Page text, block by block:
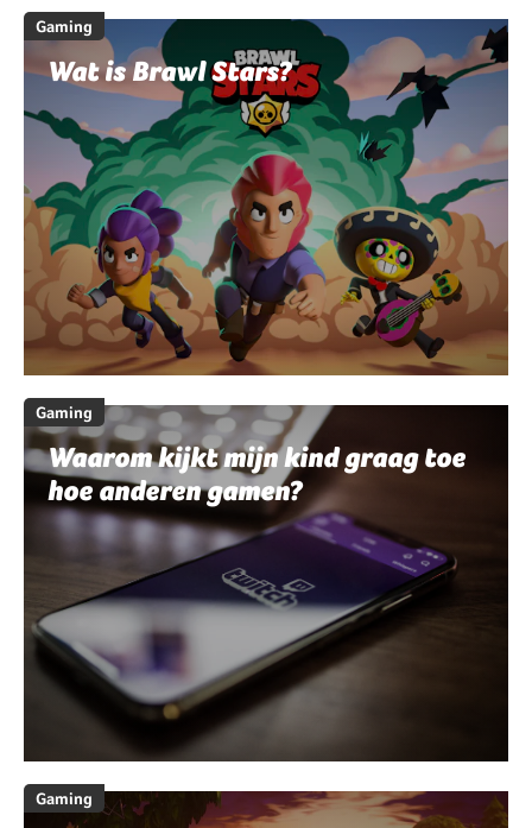
Gaming
Wat is Brawl Stars?
Gaming
Waarom kijkt mijn kind graag toe
hoe anderen gamen?
Gaming